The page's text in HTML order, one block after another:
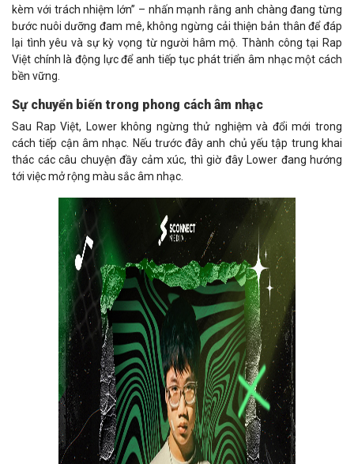
kèm với trách nhiệm lớn” – nhấn mạnh rằng anh chàng đang từng
bước nuôi dưỡng đam mê, không ngừng cải thiện bản thân để đáp
lại tình yêu và sự kỳ vọng từ người hâm mộ. Thành công tại Rap
Việt chính là động lực để anh tiếp tục phát triển âm nhạc một cách
bền vững.
Sự chuyển biến trong phong cách âm nhạc
Sau Rap Việt, Lower không ngừng thử nghiệm và đổi mới trong
cách tiếp cận âm nhạc. Nếu trước đây anh chủ yếu tập trung khai
thác các câu chuyện đầy cảm xúc, thì giờ đây Lower đang hướng
tới việc mở rộng màu sắc âm nhạc.